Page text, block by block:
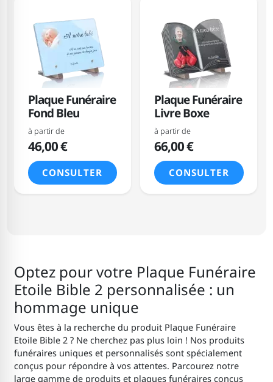
Plaque Funéraire
Fond Bleu
à partir de
46,00 €
CONSULTER
Plaque Funéraire
Livre Boxe
à partir de
66,00 €
CONSULTER
Optez pour votre Plaque Funéraire
Etoile Bible 2 personnalisée : un
hommage unique
Vous êtes à la recherche du produit Plaque Funéraire
Etoile Bible 2 ? Ne cherchez pas plus loin ! Nos produits
funéraires uniques et personnalisés sont spécialement
conçus pour répondre à vos attentes. Parcourez notre
large gamme de produits et plaques funéraires conçus